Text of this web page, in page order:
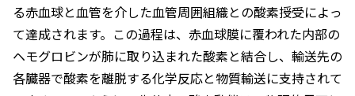
る赤血球と血管を介した血管周囲組織との酸素授受によっ
て達成されます。この過程は、赤血球膜に覆われた内部の
ヘモグロビンが肺に取り込まれた酸素と結合し、輸送先の
各臓器で酸素を離脱する化学反応と物質輸送に支持されて